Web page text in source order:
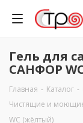
Гель для
САНФОР
Главная - Каталог -
Чистящие и моющие
WC (жёлтый)